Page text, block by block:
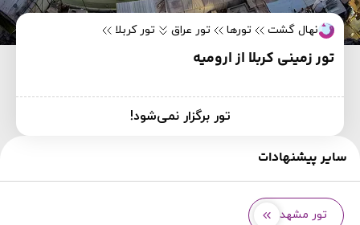
نهال گشت تورها تور عراق تور کربلا
تور زمینی کربلا از ارومیه
تور برگزار نمی‌شود!
سایر پیشنهادات
تور مشهد